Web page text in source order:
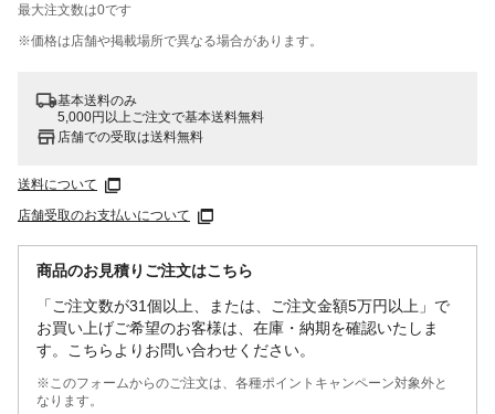
最大注文数は0です
※価格は​店舗や​掲載場所で​異なる​場合が​あります。
基本送料のみ
5,000円以上ご注文で基本送料無料
店舗での受取は送料無料
送料について
店舗受取のお支払いについて
商品のお見積りご注文はこちら
「ご注文数が31個以上、または、ご注文金額5万円以上」で
お買い上げご希望のお客様は、在庫・納期を確認いたしま
す。こちらよりお問い合わせください。
※このフォームからのご注文は、各種ポイントキャンペーン対象外と
なります。